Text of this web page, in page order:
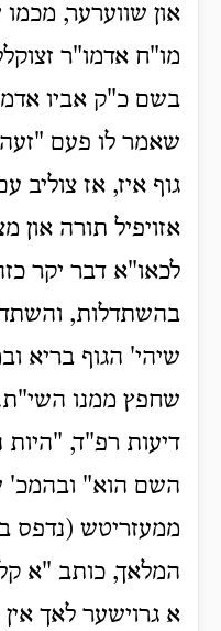
און שווערער,
מו"ח אדמו"ר
בשם כ"ק אביו
שאמר לו פעם "זעה
גוף איז, אז צוליב
אזויפיל תורה און
לכאו"א דבר יקר
בהשתדלות,
שיהי' הגוף בריא
שחפץ ממנו
דיעות רפ"ד, "היות
השם הוא" ובהמכ'
ממעזריטש (נדפס
המלאך, כותב "א
א גרוישער לאך